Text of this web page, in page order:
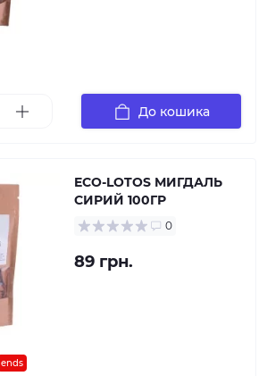
До кошика
ends
ECO-LOTOS МИГДАЛЬ
СИРИЙ 100ГР
0
89 грн.